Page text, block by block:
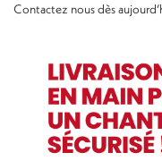
Contactez nous dès